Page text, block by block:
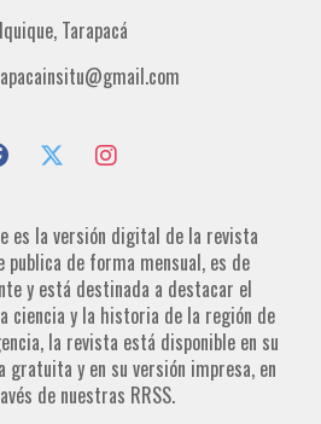
es la versión digital de la revista
publica de forma mensual, es de
y está destinada a destacar el
ciencia y la historia de la región de
la revista está disponible en su
y en su versión impresa, en
de nuestras RRSS.
Iquique, Tarapacá